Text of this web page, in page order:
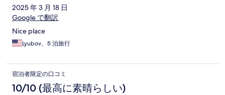
2025 年 3 月 18 日
Google で翻訳
Nice place
Lyubov、5 泊旅行
宿泊者限定の口コミ
10/10 (最高に素晴らしい)